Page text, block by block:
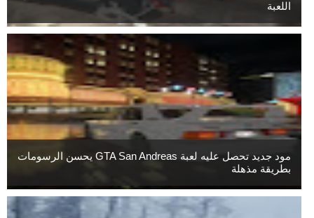
اللعبة
مود جديد تحصل عليه لعبة GTA San Andreas يحسن الرسومات
بطريقة مذهلة